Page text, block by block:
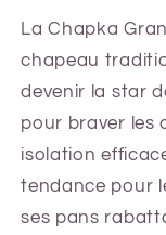
La Chapka
chapeau
devenir la star
pour braver les
isolation
tendance pour
ses pans